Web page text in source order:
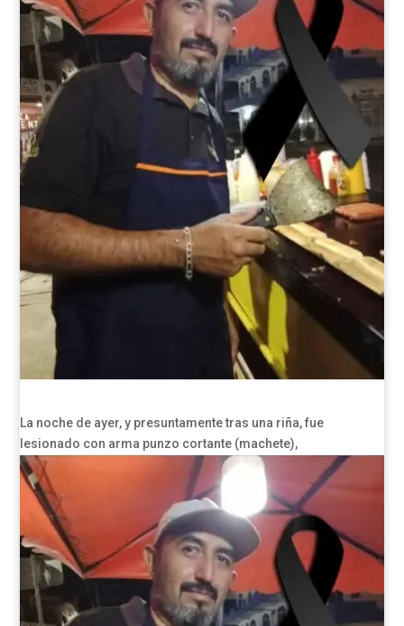
La noche de ayer, y presuntamente tras una riña, fue
lesionado con arma punzo cortante (machete),